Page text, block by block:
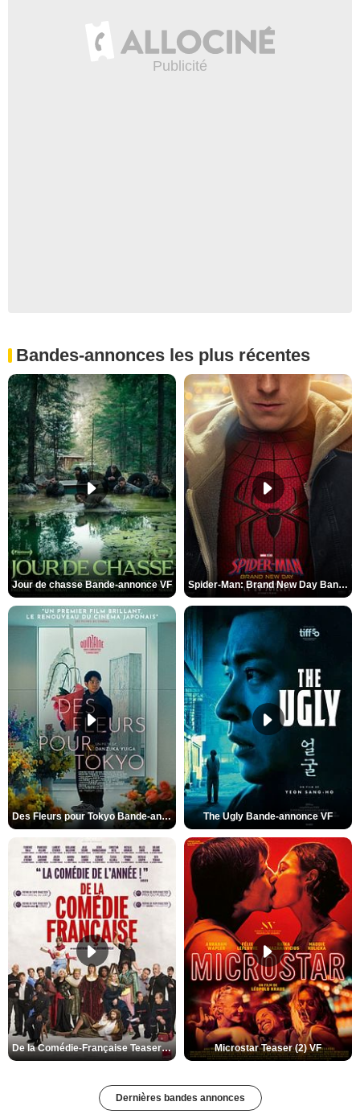
Bandes-annonces les plus récentes
Jour de chasse Bande-annonce VF Spider-Man: Brand New Day Bande-annonce (3) VO STFR
Des Fleurs pour Tokyo Bande-annonce VO STFR The Ugly Bande-annonce VF
De la Comédie-Française Teaser (3) VF Microstar Teaser (2) VF
Dernières bandes annonces